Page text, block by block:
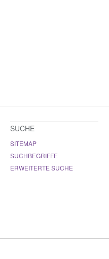
SUCHE
SITEMAP
SUCHBEGRIFFE
ERWEITERTE SUCHE